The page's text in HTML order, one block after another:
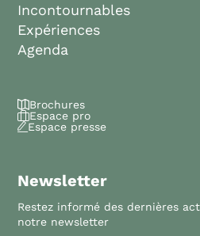
Incontournables
Expériences
Agenda
Brochures
Espace pro
Espace presse
Newsletter
Restez informé des dernières
notre newsletter